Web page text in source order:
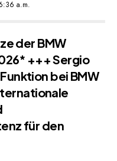
a.m.
der BMW
+++ Sergio
bei BMW
für den